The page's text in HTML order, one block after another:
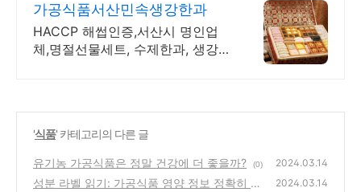
가공식품서산민속생강한과
HACCP 해썹인증,서산시 명인업
체,명절선물세트, 수제한과, 생강편
'식품' 카테고리의 다른 글
유기농 가공식품은 정말 건강에 더 좋을까? (0) 2024.03.14
성분 라벨 읽기: 가공식품 영양 정보 정확히 알
2024.03.14